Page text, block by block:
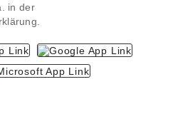
in der